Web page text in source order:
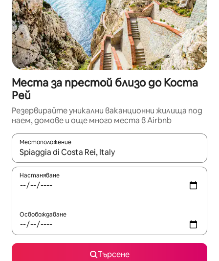
Места за престой близо до Коста
Рей
Резервирайте уникални ваканционни жилища под
наем, домове и още много места в Airbnb
Местоположение
Когато резултатите се покажат, използвайте
Настаняване
Освобождаване
Търсене